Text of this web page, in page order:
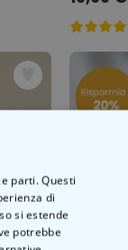
parti. Questi
di
si estende
potrebbe